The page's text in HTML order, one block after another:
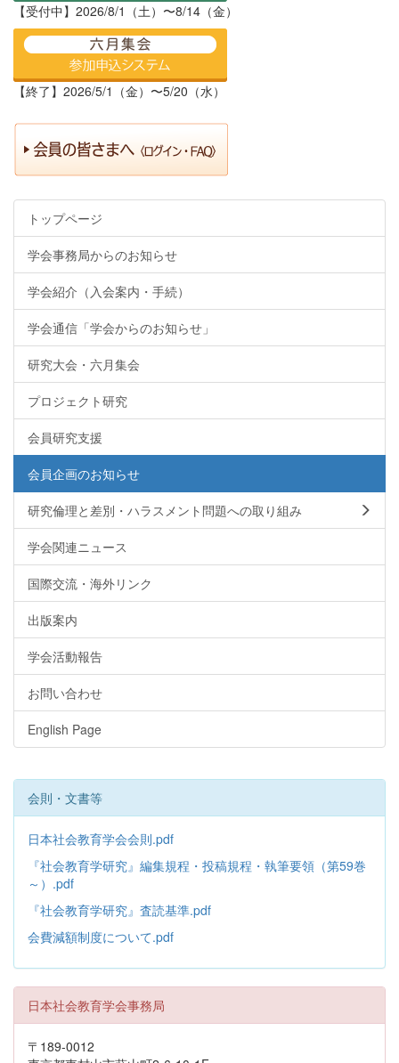
【受付中】2026/8/1（土）〜8/14（金）
【終了】2026/5/1（金）〜5/20（水）
トップページ
学会事務局からのお知らせ
学会紹介（入会案内・手続）
学会通信「学会からのお知らせ」
研究大会・六月集会
プロジェクト研究
会員研究支援
会員企画のお知らせ
研究倫理と差別・ハラスメント問題への取り組み
学会関連ニュース
国際交流・海外リンク
出版案内
学会活動報告
お問い合わせ
English Page
会則・文書等
日本社会教育学会会則.pdf
『社会教育学研究』編集規程・投稿規程・執筆要領（第59巻
～）.pdf
『社会教育学研究』査読基準.pdf
会費減額制度について.pdf
日本社会教育学会事務局
〒189-0012